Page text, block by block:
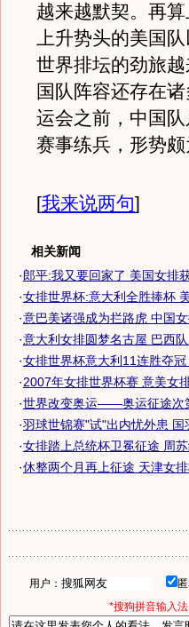
越来越默契。再
上升势头的美国
世界排坛的劲旅
国队阵容还存在
运会之前，中国
赛事练兵，形势颇
[我来说两句]
相关新闻
·郎平:我又要回家了 美国女排
·女排世界杯:意大利全胜捧杯
·意巴美诸强成为拦路虎 中国女
·意大利女排圆梦名古屋 巴西队
·女排世界杯意大利11连胜夺冠
·2007年女排世界杯赛 意美女
·世界改变奥运——奥运征途次
·羽球世锦赛"试"出内忧外患 国
·女排踏上总统杯卫冕征途 周苏
·休整两个月再上征途 天津女排
用户：
*搜狗拼音输入